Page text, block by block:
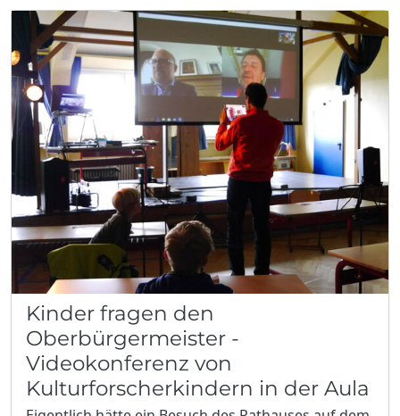
Kinder fragen den
Oberbürgermeister -
Videokonferenz von
Kulturforscherkindern in der Aula